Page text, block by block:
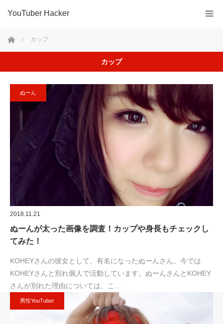
YouTuber Hacker
ホーム カップ
カップ
ぬーん
2018.11.21
ぬーんが太った画像を調査！カップや身長もチェックし
てみた！
KOHEYさんの彼女として、有名になったぬーんさん。今では
KOHEYさんと別れ個人で活動しています。ぬーんさんとKOHEY
さんが別れた理由については、こ…
男性YouTuber